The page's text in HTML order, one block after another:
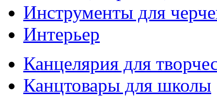
Инструменты для
Интерьер
Канцелярия для
Канцтовары для школы